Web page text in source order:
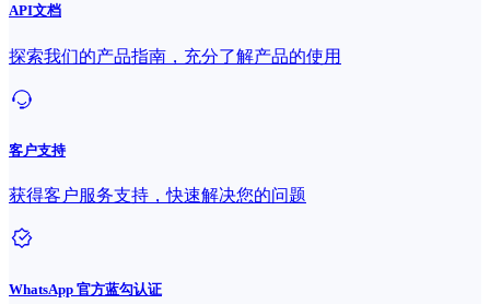
API文档
探索我们的产品指南，充分了解产品的使用
客户支持
获得客户服务支持，快速解决您的问题
WhatsApp 官方蓝勾认证